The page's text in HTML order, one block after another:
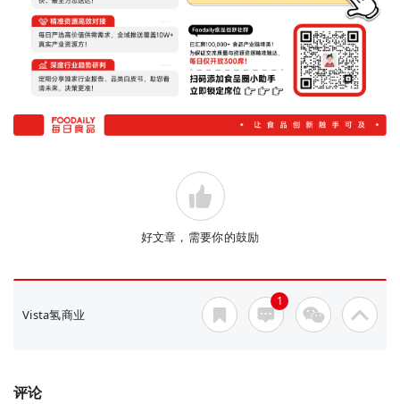
好文章，需要你的鼓励
Vista氢商业
1
评论